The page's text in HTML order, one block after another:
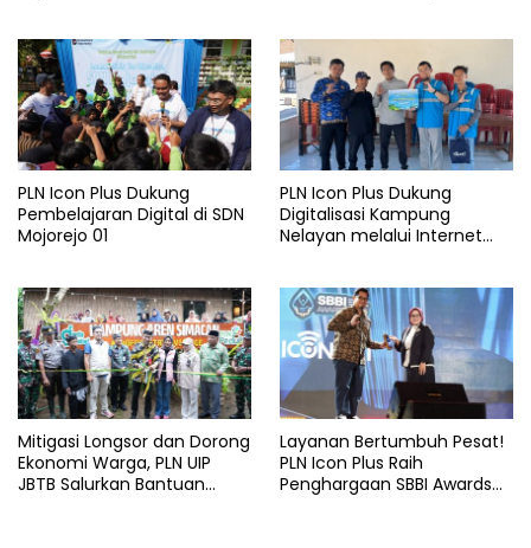
PLN Icon Plus Dukung
Pembelajaran Digital di SDN
Mojorejo 01
PLN Icon Plus Dukung
Digitalisasi Kampung
Nelayan melalui Internet
Mitigasi Longsor dan Dorong
Ekonomi Warga, PLN UIP
JBTB Salurkan Bantuan
Layanan Bertumbuh Pesat!
PLN Icon Plus Raih
Penghargaan SBBI Awards